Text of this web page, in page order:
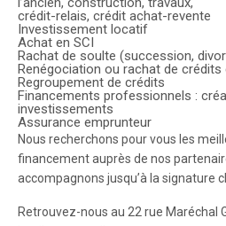
crédit-relais, crédit achat-revente
Investissement locatif
Achat en SCI
Rachat de soulte (succession,
Renégociation ou rachat de crédits
Regroupement de crédits
Financements professionnels :
investissements
Assurance emprunteur
Nous recherchons pour vous les
financement auprès de nos
accompagnons jusqu’à la signature
Retrouvez-nous au 22 rue Maréchal